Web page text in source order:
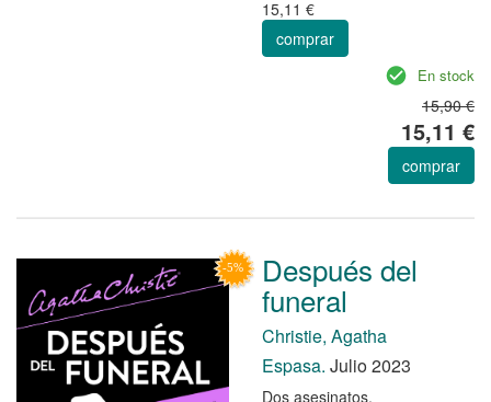
15,11 €
comprar
En stock
15,90 €
15,11 €
comprar
Después del
funeral
Christie, Agatha
Espasa. Julio 2023
Dos asesinatos.